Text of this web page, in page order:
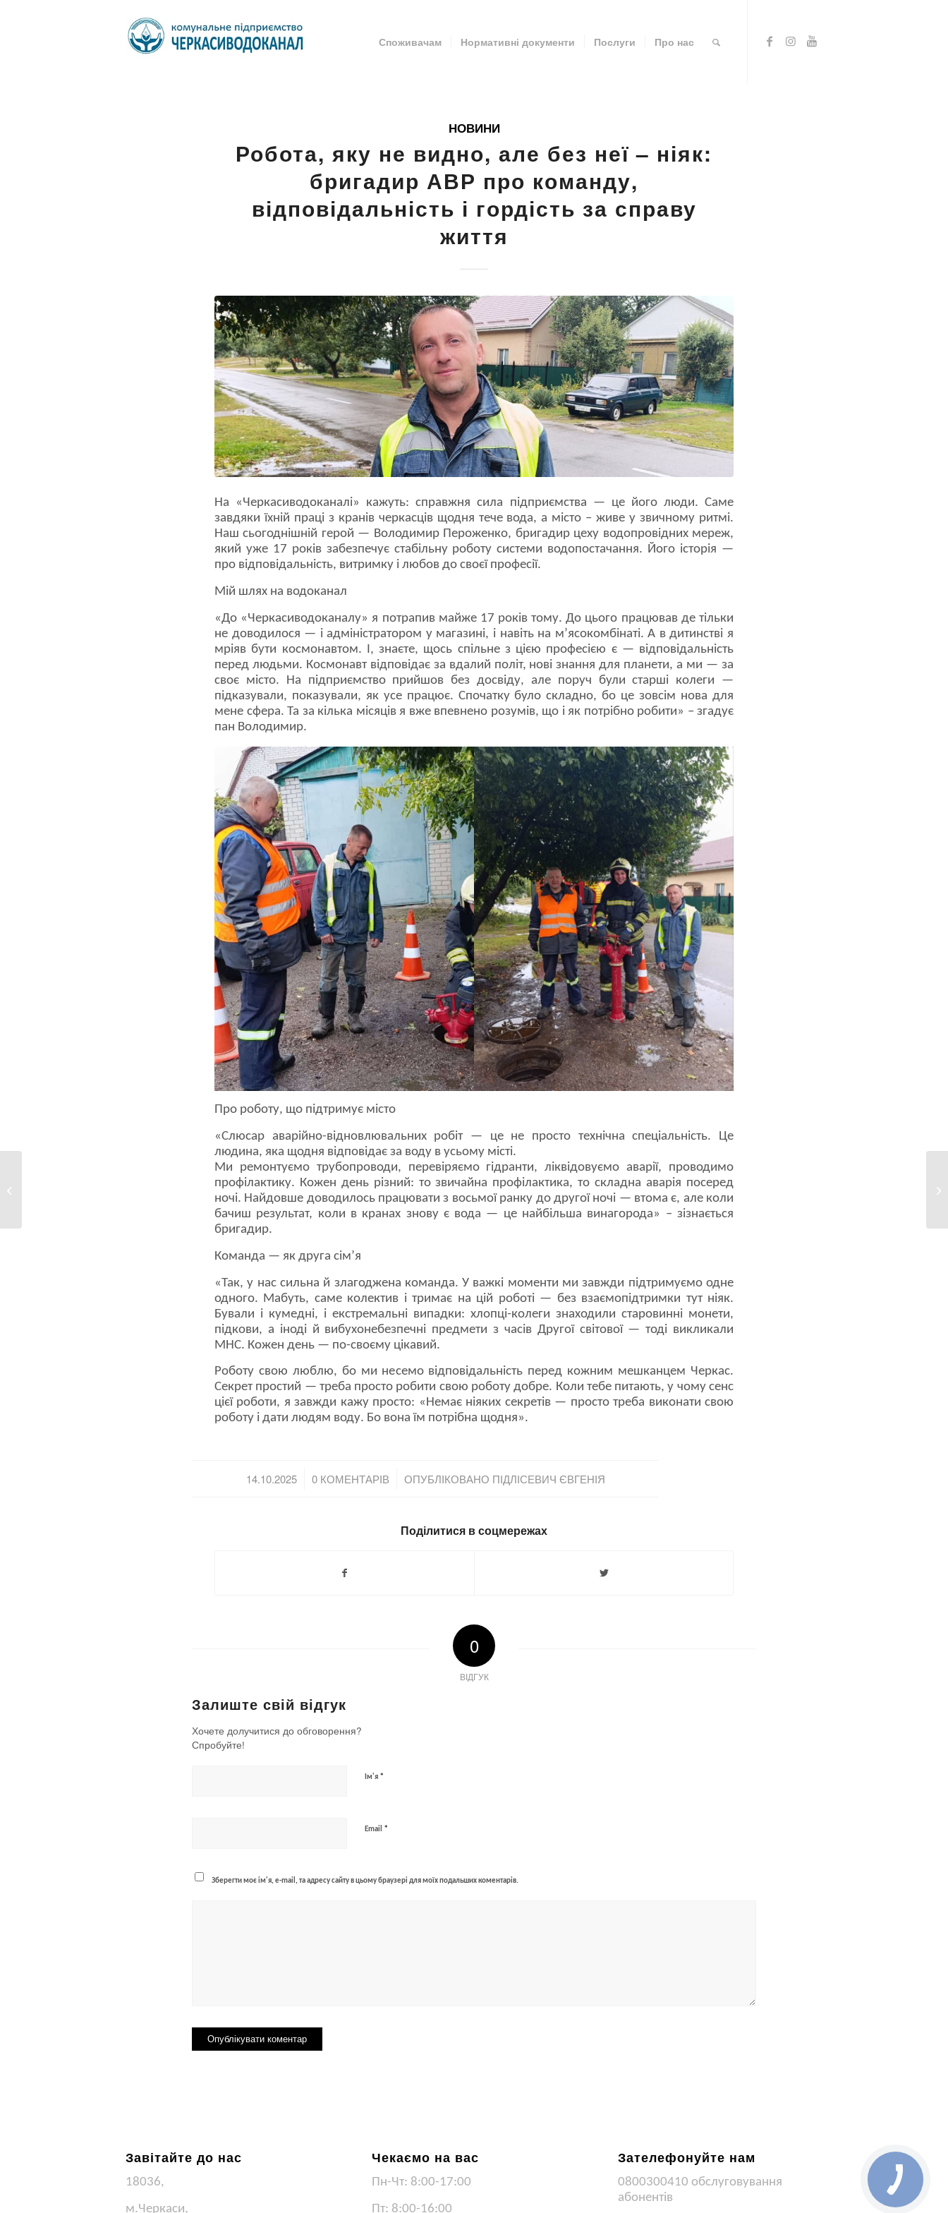
Споживачам Нормативні документи Послуги Про нас
НОВИНИ
Робота, яку не видно, але без неї – ніяк:
бригадир АВР про команду,
відповідальність і гордість за справу
життя
На «Черкасиводоканалі» кажуть: справжня сила підприємства — це його люди. Саме
завдяки їхній праці з кранів черкасців щодня тече вода, а місто – живе у звичному ритмі.
Наш сьогоднішній герой — Володимир Пероженко, бригадир цеху водопровідних мереж,
який уже 17 років забезпечує стабільну роботу системи водопостачання. Його історія —
про відповідальність, витримку і любов до своєї професії.
Мій шлях на водоканал
«До «Черкасиводоканалу» я потрапив майже 17 років тому. До цього працював де тільки
не доводилося — і адміністратором у магазині, і навіть на м’ясокомбінаті. А в дитинстві я
мріяв бути космонавтом. І, знаєте, щось спільне з цією професією є — відповідальність
перед людьми. Космонавт відповідає за вдалий політ, нові знання для планети, а ми — за
своє місто. На підприємство прийшов без досвіду, але поруч були старші колеги —
підказували, показували, як усе працює. Спочатку було складно, бо це зовсім нова для
мене сфера. Та за кілька місяців я вже впевнено розумів, що і як потрібно робити» – згадує
пан Володимир.
Про роботу, що підтримує місто
«Слюсар аварійно-відновлювальних робіт — це не просто технічна спеціальність. Це
людина, яка щодня відповідає за воду в усьому місті.
Ми ремонтуємо трубопроводи, перевіряємо гідранти, ліквідовуємо аварії, проводимо
профілактику. Кожен день різний: то звичайна профілактика, то складна аварія посеред
ночі. Найдовше доводилось працювати з восьмої ранку до другої ночі — втома є, але коли
бачиш результат, коли в кранах знову є вода — це найбільша винагорода» – зізнається
бригадир.
Команда — як друга сім’я
«Так, у нас сильна й злагоджена команда. У важкі моменти ми завжди підтримуємо одне
одного. Мабуть, саме колектив і тримає на цій роботі — без взаємопідтримки тут ніяк.
Бували і кумедні, і екстремальні випадки: хлопці-колеги знаходили старовинні монети,
підкови, а іноді й вибухонебезпечні предмети з часів Другої світової — тоді викликали
МНС. Кожен день — по-своєму цікавий.
Роботу свою люблю, бо ми несемо відповідальність перед кожним мешканцем Черкас.
Секрет простий — треба просто робити свою роботу добре. Коли тебе питають, у чому сенс
цієї роботи, я завжди кажу просто: «Немає ніяких секретів — просто треба виконати свою
роботу і дати людям воду. Бо вона їм потрібна щодня».
14.10.2025
/ 0 КОМЕНТАРІВ
/ ОПУБЛІКОВАНО ПІДЛІСЕВИЧ ЄВГЕНІЯ
Поділитися в соцмережах
0
ВІДГУК
Залиште свій відгук
Хочете долучитися до обговорення?
Спробуйте!
Ім'я *
Email *
Зберегти моє ім'я, e-mail, та адресу сайту в цьому браузері для моїх подальших коментарів.
Завітайте до нас
18036,
м.Черкаси,
Чекаємо на вас
Пн-Чт: 8:00-17:00
Пт: 8:00-16:00
Зателефонуйте нам
0800300410 обслуговування
абонентів